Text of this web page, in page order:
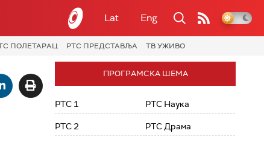
Lat Eng
ПОЛЕТАРАЦ РТС ПРЕДСТАВЉА ТВ УЖИВО
ПРОГРАМСКА ШЕМА
РТС 1
РТС 2
РТС Наука
РТС Драма